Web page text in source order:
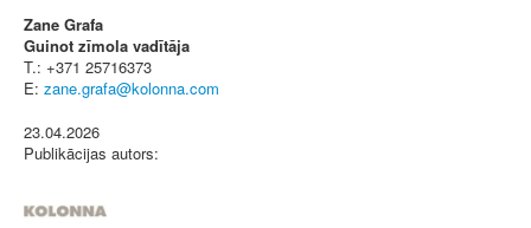
Zane Grafa
Guinot zīmola vadītāja
T.: +371 25716373
E:
23.04.2026
Publikācijas autors: